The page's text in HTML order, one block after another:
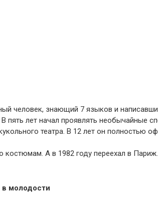
человек, знающий 7 языков и
пять лет начал проявлять необычайные
театра. В 12 лет он полностью
А в 1982 году переехал в Париж.
молодости